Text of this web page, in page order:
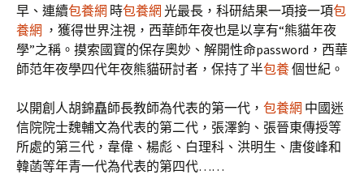
早、連續包養網 時包養網 光最長，科研結果一項接一項包
養網 ，獲得世界注視，西華師年夜也是以享有“熊貓年夜
學”之稱。摸索國寶的保存奧妙、解開性命password，西華
師范年夜學四代年夜熊貓研討者，保持了半包養個世紀。
以開創人胡錦矗師長教師為代表的第一代， 包養網 中國迷
信院院士魏輔文為代表的第二代，張澤鈞、張晉東傳授等
所處的第三代，韋偉、楊彪、白理科、洪明生、唐俊峰和
韓菡等年青一代為代表的第四代……